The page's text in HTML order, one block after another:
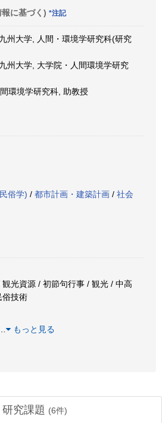
に基づく) *注記
州大学, 人間・環境学研究科(研究
州大学, 大学院・人間環境学研究
環境学研究科, 助教授
俗学) / 都市計画・建築計画 / 社会
光資源 / 初節句行事 / 観光 / 中高
俗技術
もっと見る
研究課題 (6件)